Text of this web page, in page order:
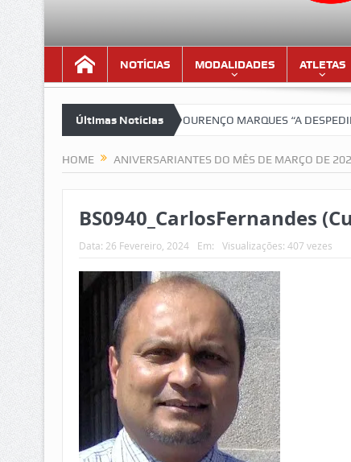
NOTÍCIAS MODALIDADES ATLETAS
Últimas Notícias
versão lindíssima!!! LOURENÇO MARQUES “A DESPEDIDA” –
HOME ANIVERSARIANTES DO MÊS DE MARÇO DE
BS0940_CarlosFernandes
Data: 26 Fevereiro, 2024 Em: Visualizações: 407 vezes